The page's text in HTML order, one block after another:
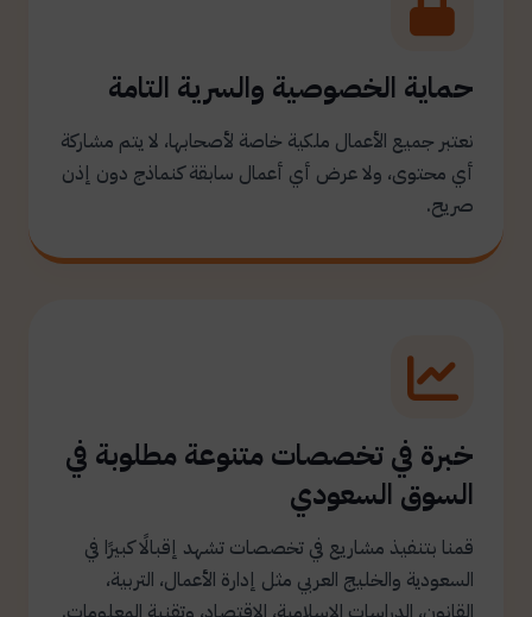
حماية الخصوصية والسرية التامة
نعتبر جميع الأعمال ملكية خاصة لأصحابها، لا يتم مشاركة
أي محتوى، ولا عرض أي أعمال سابقة كنماذج دون إذن
صريح.
خبرة في تخصصات متنوعة مطلوبة في
السوق السعودي
قمنا بتنفيذ مشاريع في تخصصات تشهد إقبالًا كبيرًا في
السعودية والخليج العربي مثل إدارة الأعمال، التربية،